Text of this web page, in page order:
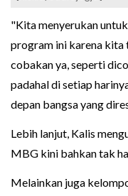
"Kita menyerukan
program ini karena kita
cobakan ya, seperti
padahal di setiap
depan bangsa yang
Lebih lanjut, Kalis
MBG kini bahkan tak
Melainkan juga